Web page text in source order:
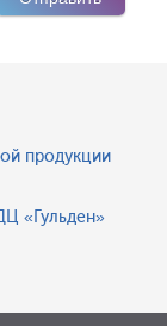
продукции
«Гульден»